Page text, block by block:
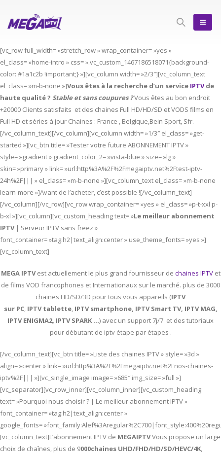
[vc_row full_width= »stretch_row » wrap_container= »yes »
el_class= »home-intro » css= ».vc_custom_1467186518071{background-
color: #1a1c2b !important;} »][vc_column width= »2/3″][vc_column_text
el_class= »m-b-none »]Vous êtes à la recherche d’un service IPTVde
haute qualité ? Stable et sans coupures ?Vous êtes au bon endroit
+20000 Clients satisfaits et des chaines Full HD/HD/SD et VODS films en
Full HD et séries à jour Chaines : France , Belgique,Bein Sport, Sfr.
[/vc_column_text][/vc_column][vc_column width= »1/3″ el_class= »get-
started »][vc_btn title= »Tester votre future ABONNEMENT IPTV »
style= »gradient » gradient_color_2= »vista-blue » size= »lg »
skin= »primary » link= »url:http%3A%2F%2Fmegaiptv.net%2Ftest-iptv-
24h%2F||| » el_class= »m-b-none »][vc_column_text el_class= »m-b-none
learn-more »]Avant de l’acheter, c’est possible ![/vc_column_text]
[/vc_column][/vc_row][vc_row wrap_container= »yes » el_class= »p-t-xxl p-
b-xl »][vc_column][vc_custom_heading text= »Le meilleur abonnement
IPTV | Serveur IPTV sans freez »
font_container= »tag:h2|text_align:center » use_theme_fonts= »yes »]
[vc_column_text]
MEGA IPTVest actuellement le plus grand fournisseur de chaines IPTVet
de films VOD francophones et Internationaux sur le marché. plus de 3000
chaines HD/SD/3D pour tous vous appareils (IPTV
sur PC, IPTVtablette, IPTVsmartphone, IPTV Smart TV, IPTV MAG,
IPTV ENIGMA2, IPTV SPARK …) avec un support 7j/7 et des tutoriaux
pour débutant de iptv étape par étapes .
[/vc_column_text][vc_btn title= »Liste des chaines IPTV » style= »3d »
align= »center » link= »url:http%3A%2F%2Fmegaiptv.net%2Fnos-chaines-
iptv%2F||| »][vc_single_image image= »685″ img_size= »full »]
[vc_separator][vc_row_inner][vc_column_inner][vc_custom_heading
text= »Pourquoi nous choisir ? | Le meilleur abonnement IPTV »
font_container= »tag:h2|text_align:center »
google_fonts=
[vc_column_text]L’abonnement IPTV de MEGAIPTVVous propose un large
choix de chaînes, plus de 9000chaines UHD/FHD/HD/SD/HEVC/4K,